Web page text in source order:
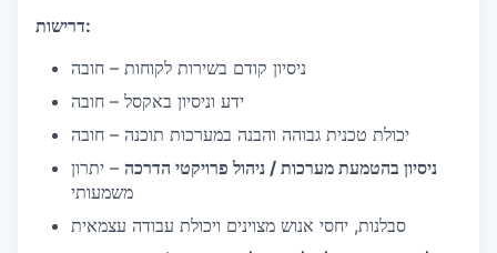
דרישות:
ניסיון קודם בשירות לקוחות – חובה
ידע וניסיון באקסל – חובה
יכולת טכנית גבוהה והבנה במערכות תוכנה – חובה
ניסיון בהטמעת מערכות / ניהול פרויקטי הדרכה – יתרון
משמעותי
סבלנות, יחסי אנוש מצוינים ויכולת עבודה עצמאית